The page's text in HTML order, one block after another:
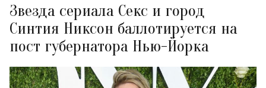
Звезда сериала Секс и город
Синтия Никсон баллотируется на
пост губернатора Нью-Йорка